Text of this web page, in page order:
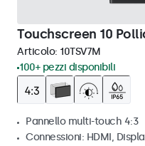
Touchscreen 10
Articolo: 10TSV7M
100+ pezzi disponibili
Pannello multi-touch 4:3
Connessioni: HDMI,